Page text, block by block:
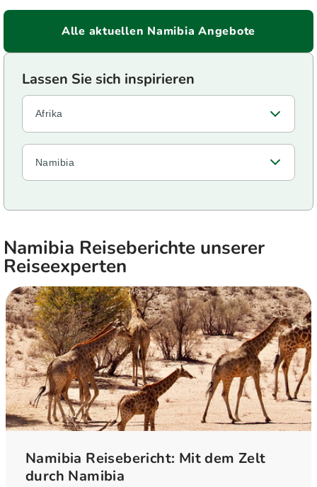
Alle aktuellen Namibia Angebote
Afrika
Namibia
Namibia Reiseberichte unserer
Reiseexperten
Namibia Reisebericht: Mit dem Zelt
durch Namibia